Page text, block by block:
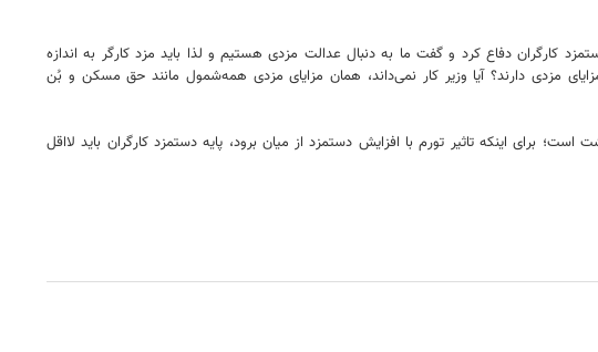
کارگران دفاع کرد و گفت ما به دنبال عدالت مزدی هستیم و لذا باید مزد کارگر به اندازه
مزدی دارند؟ آیا وزیر کار نمی‌داند، همان مزایای مزدی همه‌شمول مانند حق مسکن و بُن
برای اینکه تاثیر تورم با افزایش دستمزد از میان برود، پایه دستمزد کارگران باید لااقل